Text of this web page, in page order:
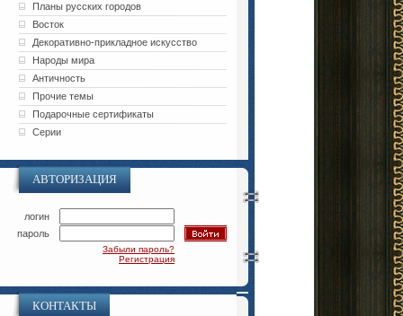
Планы русских городов
Восток
Декоративно-прикладное искусство
Народы мира
Античность
Прочие темы
Подарочные сертификаты
Серии
АВТОРИЗАЦИЯ
логин
пароль
Забыли пароль?
Регистрация
КОНТАКТЫ